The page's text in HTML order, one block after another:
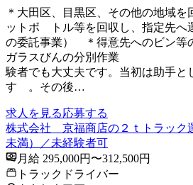
＊大田区、目黒区、その他の地域
ットボ トル等を回収し、指定先へ
の委託事業） ＊得意先へのビ
ガラスびんの分
験者でも大丈夫です。当初は助手と
す 。その後…
求人を見る応募する
株式会社 京福商店の２ｔトラック
未満）／未経験者可
月給 295,000円〜312,500円
トラックドライバー